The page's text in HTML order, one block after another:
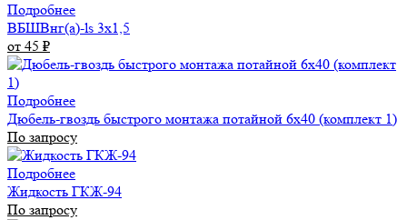
Подробнее
ВБШВнг(а)-ls 3х1,5
от 45 ₽
Подробнее
Дюбель-гвоздь быстрого монтажа потайной 6х40 (комплект 1)
По запросу
Подробнее
Жидкость ГКЖ-94
По запросу